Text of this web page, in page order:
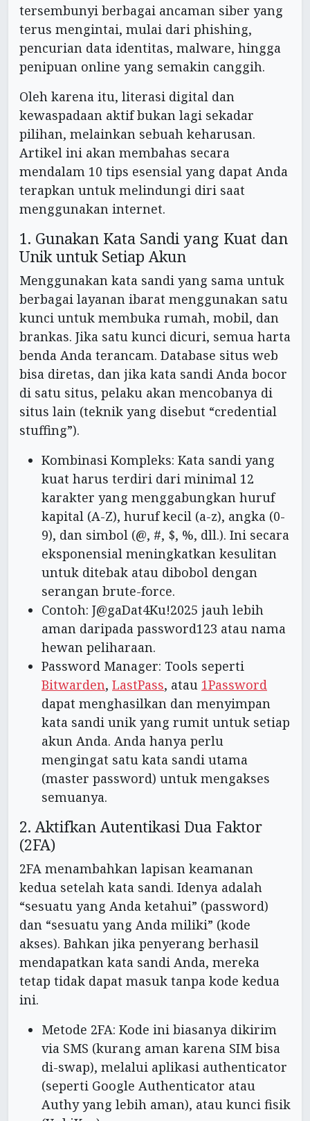
tersembunyi berbagai ancaman siber yang
terus mengintai, mulai dari phishing,
pencurian data identitas, malware, hingga
penipuan online yang semakin canggih.
Oleh karena itu, literasi digital dan
kewaspadaan aktif bukan lagi sekadar
pilihan, melainkan sebuah keharusan.
Artikel ini akan membahas secara
mendalam 10 tips esensial yang dapat Anda
terapkan untuk melindungi diri saat
menggunakan internet.
1. Gunakan Kata Sandi yang Kuat dan
Unik untuk Setiap Akun
Menggunakan kata sandi yang sama untuk
berbagai layanan ibarat menggunakan satu
kunci untuk membuka rumah, mobil, dan
brankas. Jika satu kunci dicuri, semua harta
benda Anda terancam. Database situs web
bisa diretas, dan jika kata sandi Anda bocor
di satu situs, pelaku akan mencobanya di
situs lain (teknik yang disebut “credential
stuffing”).
Kombinasi Kompleks: Kata sandi yang
kuat harus terdiri dari minimal 12
karakter yang menggabungkan huruf
kapital (A-Z), huruf kecil (a-z), angka (0-
9), dan simbol (@, #, $, %, dll.). Ini secara
eksponensial meningkatkan kesulitan
untuk ditebak atau dibobol dengan
serangan brute-force.
Contoh: J@gaDat4Ku!2025 jauh lebih
aman daripada password123 atau nama
hewan peliharaan.
Password Manager: Tools seperti
Bitwarden, LastPass, atau 1Password
dapat menghasilkan dan menyimpan
kata sandi unik yang rumit untuk setiap
akun Anda. Anda hanya perlu
mengingat satu kata sandi utama
(master password) untuk mengakses
semuanya.
2. Aktifkan Autentikasi Dua Faktor
(2FA)
2FA menambahkan lapisan keamanan
kedua setelah kata sandi. Idenya adalah
“sesuatu yang Anda ketahui” (password)
dan “sesuatu yang Anda miliki” (kode
akses). Bahkan jika penyerang berhasil
mendapatkan kata sandi Anda, mereka
tetap tidak dapat masuk tanpa kode kedua
ini.
Metode 2FA: Kode ini biasanya dikirim
via SMS (kurang aman karena SIM bisa
di-swap), melalui aplikasi authenticator
(seperti Google Authenticator atau
Authy yang lebih aman), atau kunci fisik